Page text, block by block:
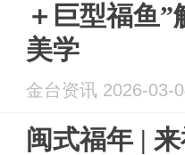
＋巨型福鱼
美学
金台资讯 2026-03-
闽式福年 |